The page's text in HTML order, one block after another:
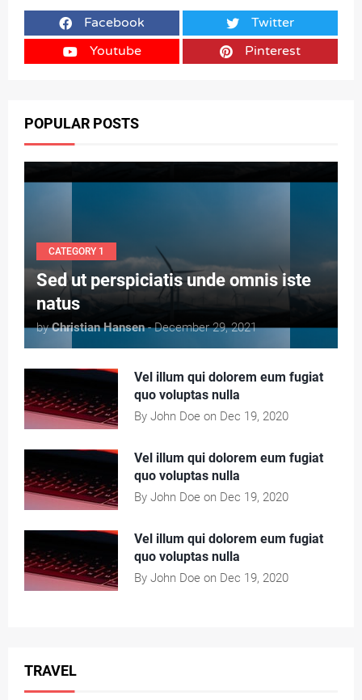
Facebook
Twitter
Youtube
Pinterest
POPULAR POSTS
CATEGORY 1
Sed ut perspiciatis unde omnis iste
natus
byChristian Hansen- December 29, 2021
Vel illum qui dolorem eum fugiat
quo voluptas nulla
By John Doe on Dec 19, 2020
Vel illum qui dolorem eum fugiat
quo voluptas nulla
By John Doe on Dec 19, 2020
Vel illum qui dolorem eum fugiat
quo voluptas nulla
By John Doe on Dec 19, 2020
TRAVEL